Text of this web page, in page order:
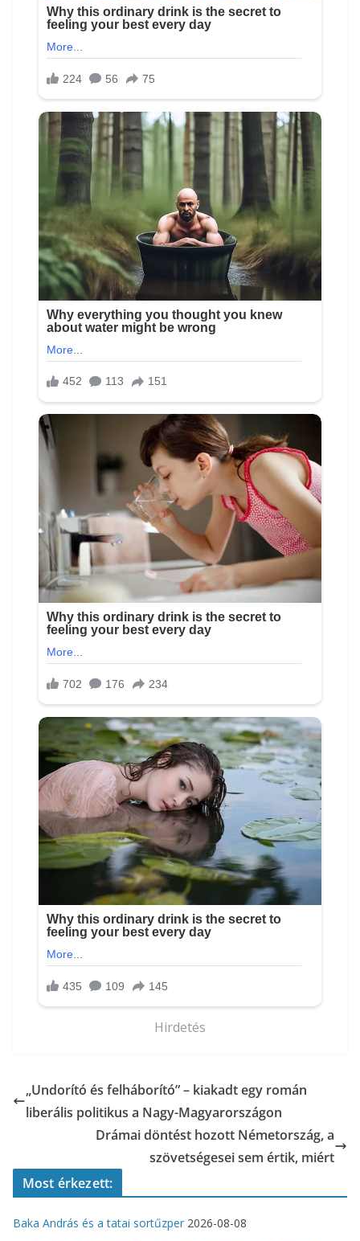
Hirdetés
„Undorító és felháborító” – kiakadt egy román
liberális politikus a Nagy-Magyarországon
Drámai döntést hozott Németország, a
szövetségesei sem értik, miért
Most érkezett:
Baka András és a tatai sortűzper 2026-08-08